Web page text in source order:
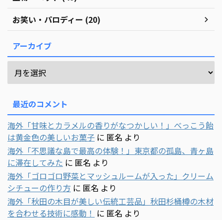
お笑い・パロディー (20)
アーカイブ
最近のコメント
海外「甘味とカラメルの香りがなつかしい！」べっこう飴
は黄金色の美しいお菓子 に 匿名 より
海外「不思議な島で最高の体験！」東京都の孤島、青ヶ島
に滞在してみた に 匿名 より
海外「ゴロゴロ野菜とマッシュルームが入った」クリーム
シチューの作り方 に 匿名 より
海外「秋田の木目が美しい伝統工芸品」秋田杉桶樽の木材
を合わせる技術に感動！ に 匿名 より